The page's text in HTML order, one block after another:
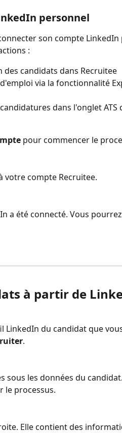
personnel
son compte
:
candidats dans Recruitee
via la fonctionnalité
dans l'onglet ATS
pour commencer le
votre compte Recruitee.
a été connecté. Vous
à partir de
LinkedIn du candidat que
.
sous les données du
le processus.
Elle contient des